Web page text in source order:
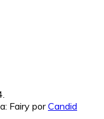
Fairy porCandid